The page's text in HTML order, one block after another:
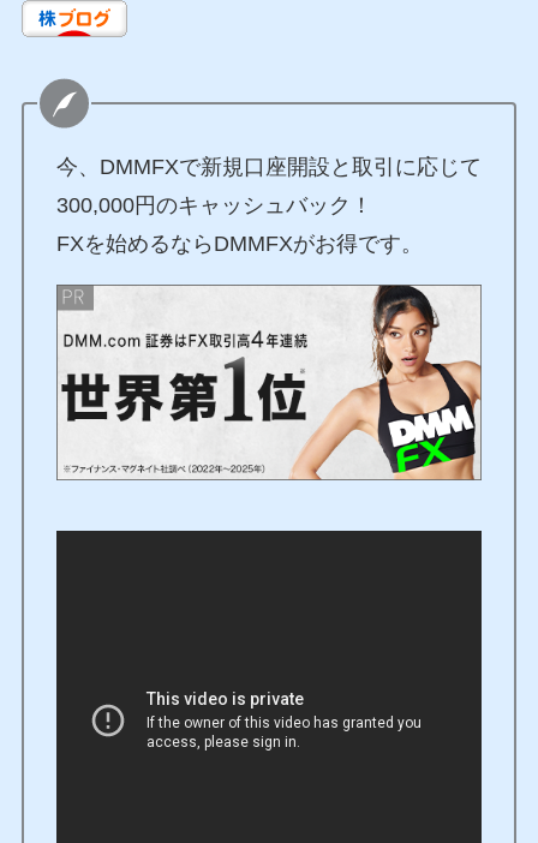
今、DMMFXで新規口座開設と取引に応じて
300,000円のキャッシュバック！
FXを始めるならDMMFXがお得です。